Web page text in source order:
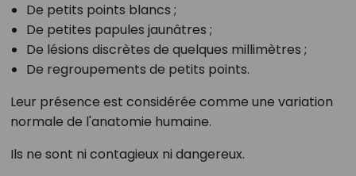
De petits points blancs ;
De petites papules jaunâtres ;
De lésions discrètes de quelques millimètres ;
De regroupements de petits points.
Leur présence est considérée comme une variation
normale de l'anatomie humaine.
Ils ne sont ni contagieux ni dangereux.